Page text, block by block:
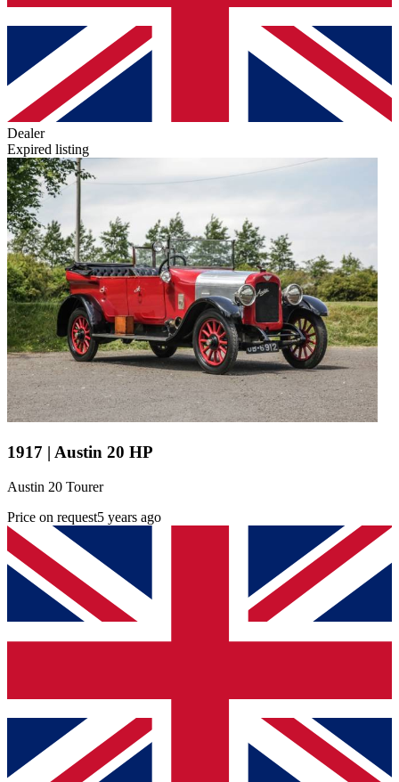
Dealer
Expired listing
1917 | Austin 20 HP
Austin 20 Tourer
Price on request5 years ago